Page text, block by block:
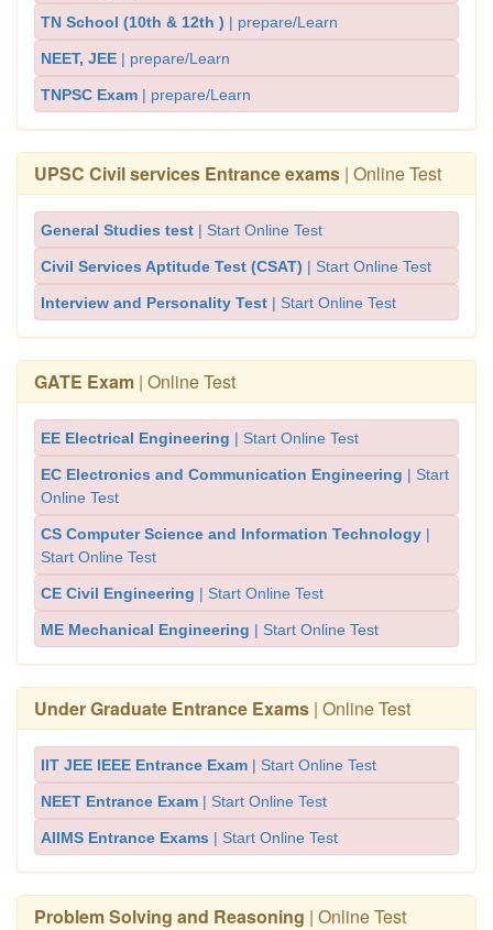
TN School (10th & 12th ) | prepare/Learn
NEET, JEE | prepare/Learn
TNPSC Exam | prepare/Learn
UPSC Civil services Entrance exams | Online Test
General Studies test | Start Online Test
Civil Services Aptitude Test (CSAT) | Start Online Test
Interview and Personality Test | Start Online Test
GATE Exam | Online Test
EE Electrical Engineering | Start Online Test
EC Electronics and Communication Engineering | Start
Online Test
CS Computer Science and Information Technology |
Start Online Test
CE Civil Engineering | Start Online Test
ME Mechanical Engineering | Start Online Test
Under Graduate Entrance Exams | Online Test
IIT JEE IEEE Entrance Exam | Start Online Test
NEET Entrance Exam | Start Online Test
AIIMS Entrance Exams | Start Online Test
Problem Solving and Reasoning | Online Test